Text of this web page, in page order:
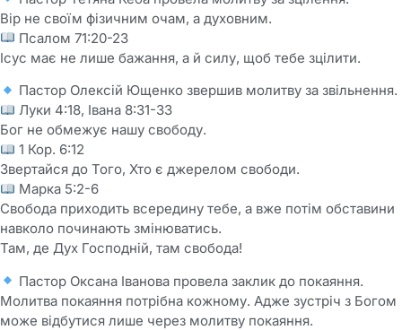
Вір не своїм фізичним очам, а духовним.
Псалом 71:20-23
Ісус має не лише бажання, а й силу, щоб тебе зцілити.
Пастор Олексій Ющенко звершив молитву за звільнення.
Луки 4:18, Івана 8:31-33
Бог не обмежує нашу свободу.
1 Кор. 6:12
Звертайся до Того, Хто є джерелом свободи.
Марка 5:2-6
Свобода приходить всередину тебе, а вже потім обставини
навколо починають змінюватись.
Там, де Дух Господній, там свобода!
Пастор Оксана Іванова провела заклик до покаяння.
Молитва покаяння потрібна кожному. Адже зустріч з Богом
може відбутися лише через молитву покаяння.